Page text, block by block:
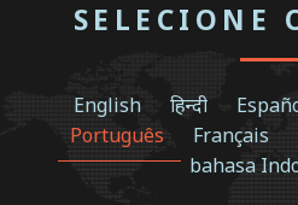
SELECIONE
English हिन्दी
Português
Français
bahasa